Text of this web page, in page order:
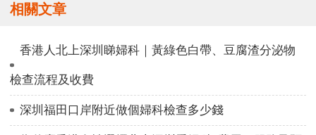
相關文章
香港人北上深圳睇婦科｜黃綠色白帶、豆腐渣分泌物
檢查流程及收費
深圳福田口岸附近做個婦科檢查多少錢